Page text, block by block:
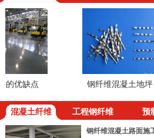
优缺点 钢纤维混凝土地坪
混凝土纤维 工程钢纤维 预
钢纤维混凝土路面施